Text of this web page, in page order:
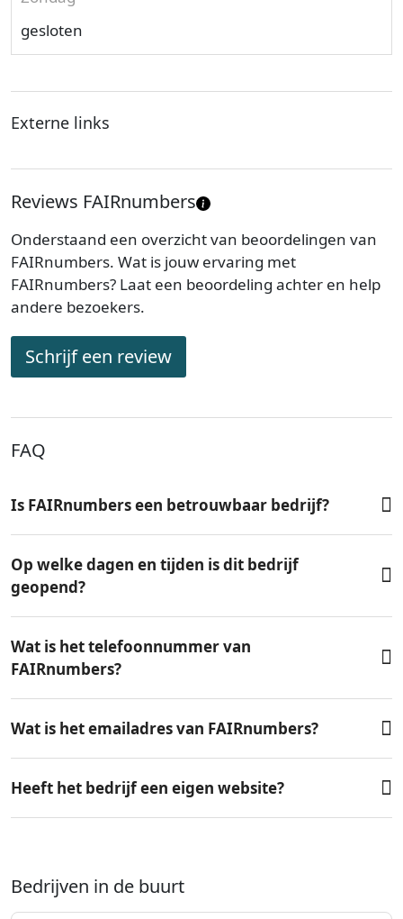
gesloten
Externe links
Reviews FAIRnumbers
Onderstaand een overzicht van beoordelingen van
FAIRnumbers. Wat is jouw ervaring met
FAIRnumbers? Laat een beoordeling achter en help
andere bezoekers.
Schrijf een review
FAQ
Is FAIRnumbers een betrouwbaar bedrijf?
Op welke dagen en tijden is dit bedrijf
geopend?
Wat is het telefoonnummer van
FAIRnumbers?
Wat is het emailadres van FAIRnumbers?
Heeft het bedrijf een eigen website?
Bedrijven in de buurt